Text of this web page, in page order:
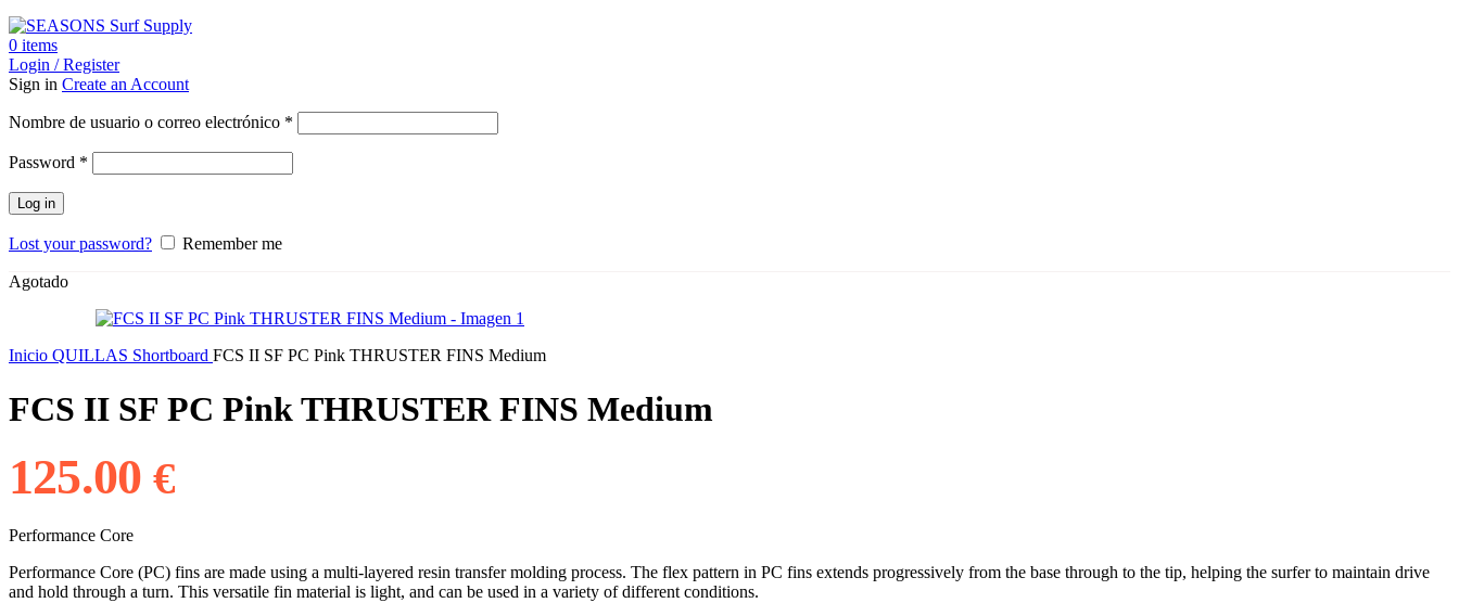
0 items
Login / Register
Sign in Create an Account
Nombre de usuario o correo electrónico *
Password *
Log in
Lost your password? Remember me
Agotado
Inicio QUILLAS Shortboard FCS II SF PC Pink THRUSTER FINS Medium
FCS II SF PC Pink THRUSTER FINS Medium
125.00€
Performance Core
Performance Core (PC) fins are made using a multi-layered resin transfer molding process. The flex pattern in PC fins extends progressively from the base through to the tip, helping the surfer to maintain drive
and hold through a turn. This versatile fin material is light, and can be used in a variety of different conditions.